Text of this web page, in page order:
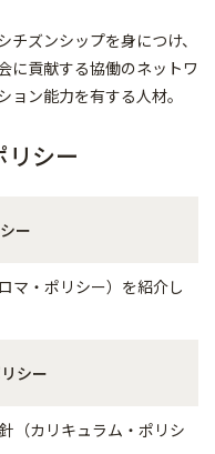
ズンシップを身につけ、
に貢献する協働のネットワ
ン能力を有する人材。
リシー
ー
マ・ポリシー）を紹介し
シー
（カリキュラム・ポリシ